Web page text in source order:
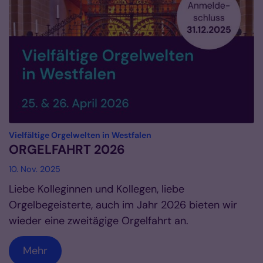
Vielfältige Orgelwelten in Westfalen
ORGELFAHRT 2026
10. Nov. 2025
Liebe Kolleginnen und Kollegen, liebe
Orgelbegeisterte, auch im Jahr 2026 bieten wir
wieder eine zweitägige Orgelfahrt an.
Mehr